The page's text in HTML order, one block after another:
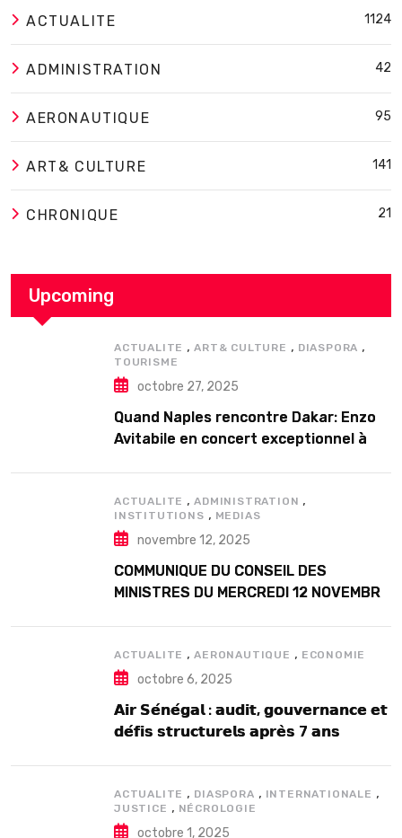
ACTUALITE 1124
ADMINISTRATION 42
AERONAUTIQUE 95
ART& CULTURE 141
CHRONIQUE 21
Upcoming
ACTUALITE ,ART& CULTURE , DIASPORA ,
TOURISME
octobre 27, 2025
Quand Naples rencontre Dakar: Enzo
Avitabile en concert exceptionnel à
ACTUALITE ,ADMINISTRATION ,
INSTITUTIONS , MEDIAS
novembre 12, 2025
COMMUNIQUE DU CONSEIL DES
MINISTRES DU MERCREDI 12 NOVEMBRE
ACTUALITE ,AERONAUTIQUE , ECONOMIE
octobre 6, 2025
𝗔𝗶𝗿 𝗦𝗲́𝗻𝗲́𝗴𝗮𝗹 : 𝗮𝘂𝗱𝗶𝘁, 𝗴𝗼𝘂𝘃𝗲𝗿𝗻𝗮𝗻𝗰𝗲 𝗲𝘁
𝗱𝗲́𝗳𝗶𝘀 𝘀𝘁𝗿𝘂𝗰𝘁𝘂𝗿𝗲𝗹𝘀 𝗮𝗽𝗿𝗲̀𝘀 7 𝗮𝗻𝘀
ACTUALITE , DIASPORA , INTERNATIONALE ,
JUSTICE , NÉCROLOGIE
octobre 1, 2025